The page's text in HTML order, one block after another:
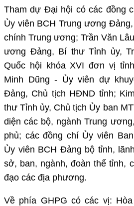
Tham dự Đại hội có các đồng
Ủy viên BCH Trung ương
chính Trung ương; Trần Văn
ương Đảng, Bí thư Tỉnh ủy,
Quốc hội khóa XVI đơn vị
Minh Dũng - Ủy viên dự
Đảng, Chủ tịch HĐND tỉnh;
thư Tỉnh ủy, Chủ tịch Ủy ban
diện các bộ, ngành Trung
phủ; các đồng chí Ủy viên
Ủy viên BCH Đảng bộ tỉnh,
sở, ban, ngành, đoàn thể tỉnh,
đạo các địa phương.
Về phía GHPG có các vị: